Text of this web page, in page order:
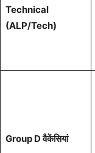
Technical
(ALP/Tech)
Group D वैकेंसियां